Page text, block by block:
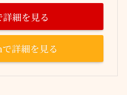
細を見る
詳細を見る